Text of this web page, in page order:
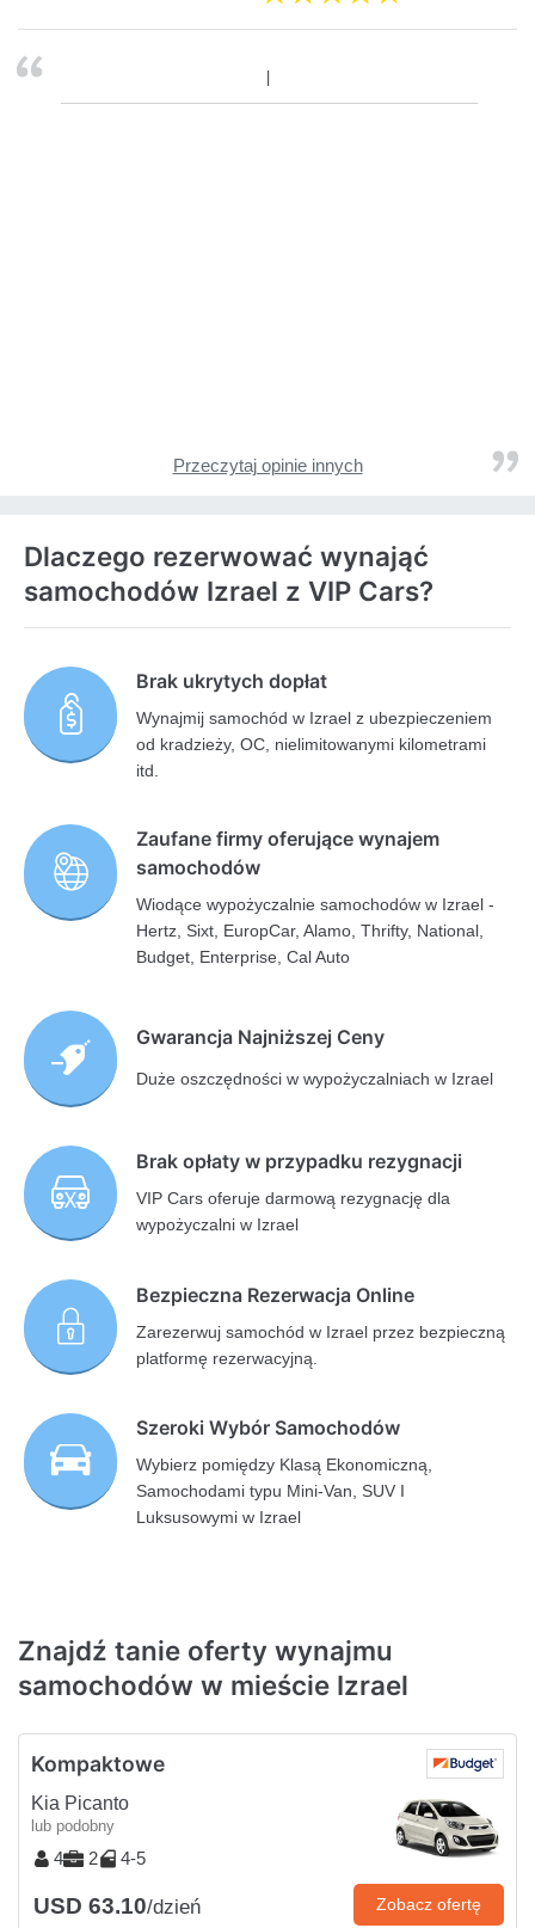
Przeczytaj opinie innych
Dlaczego rezerwować wynająć
samochodów Izrael z VIP Cars?
Brak ukrytych dopłat
Wynajmij samochód w Izrael z ubezpieczeniem
od kradzieży, OC, nielimitowanymi kilometrami
itd.
Zaufane firmy oferujące wynajem
samochodów
Wiodące wypożyczalnie samochodów w Izrael -
Hertz, Sixt, EuropCar, Alamo, Thrifty, National,
Budget, Enterprise, Cal Auto
Gwarancja Najniższej Ceny
Duże oszczędności w wypożyczalniach w Izrael
Brak opłaty w przypadku rezygnacji
VIP Cars oferuje darmową rezygnację dla
wypożyczalni w Izrael
Bezpieczna Rezerwacja Online
Zarezerwuj samochód w Izrael przez bezpieczną
platformę rezerwacyjną.
Szeroki Wybór Samochodów
Wybierz pomiędzy Klasą Ekonomiczną,
Samochodami typu Mini-Van, SUV I
Luksusowymi w Izrael
Znajdź tanie oferty wynajmu
samochodów w mieście Izrael
Kompaktowe
Kia Picanto
lub podobny
4 2 4-5
USD 63.10/dzień Zobacz ofertę